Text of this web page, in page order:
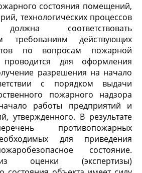
состояния помещений,
технологических процессов
соответствовать
требованиям действующих
по вопросам пожарной
для оформления
разрешения на начало
с порядком выдачи
пожарного надзора
работы предприятий и
утвержденного. В результате
противопожарных
для приведения
состояние.
оценки (экспертизы)